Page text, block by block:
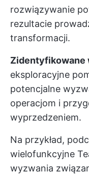
rozwiązywanie
rezultacie
transformacji.
Zidentyfikowane
eksploracyjne
potencjalne
operacjom i
wyprzedzeniem.
Na przykład,
wielofunkcyjne
wyzwania